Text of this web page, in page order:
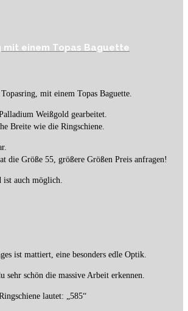
mit einem Topas Baguette
mit einem Topas Baguette.
Weißgold gearbeitet.
Breite wie die Ringschiene.
die Größe 55, größere Größen Preis anfragen!
auch möglich.
ist mattiert, eine besonders edle Optik.
sehr schön die massive Arbeit erkennen.
lautet: „585“